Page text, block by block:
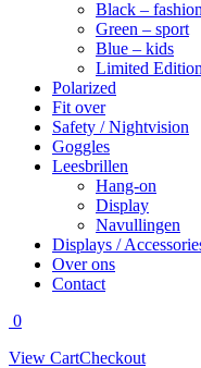
Black – fashion
Green – sport
Blue – kids
Limited
Polarized
Fit over
Safety / Nightvision
Goggles
Leesbrillen
Hang-on
Display
Navullingen
Displays /
Over ons
Contact
0
View CartCheckout